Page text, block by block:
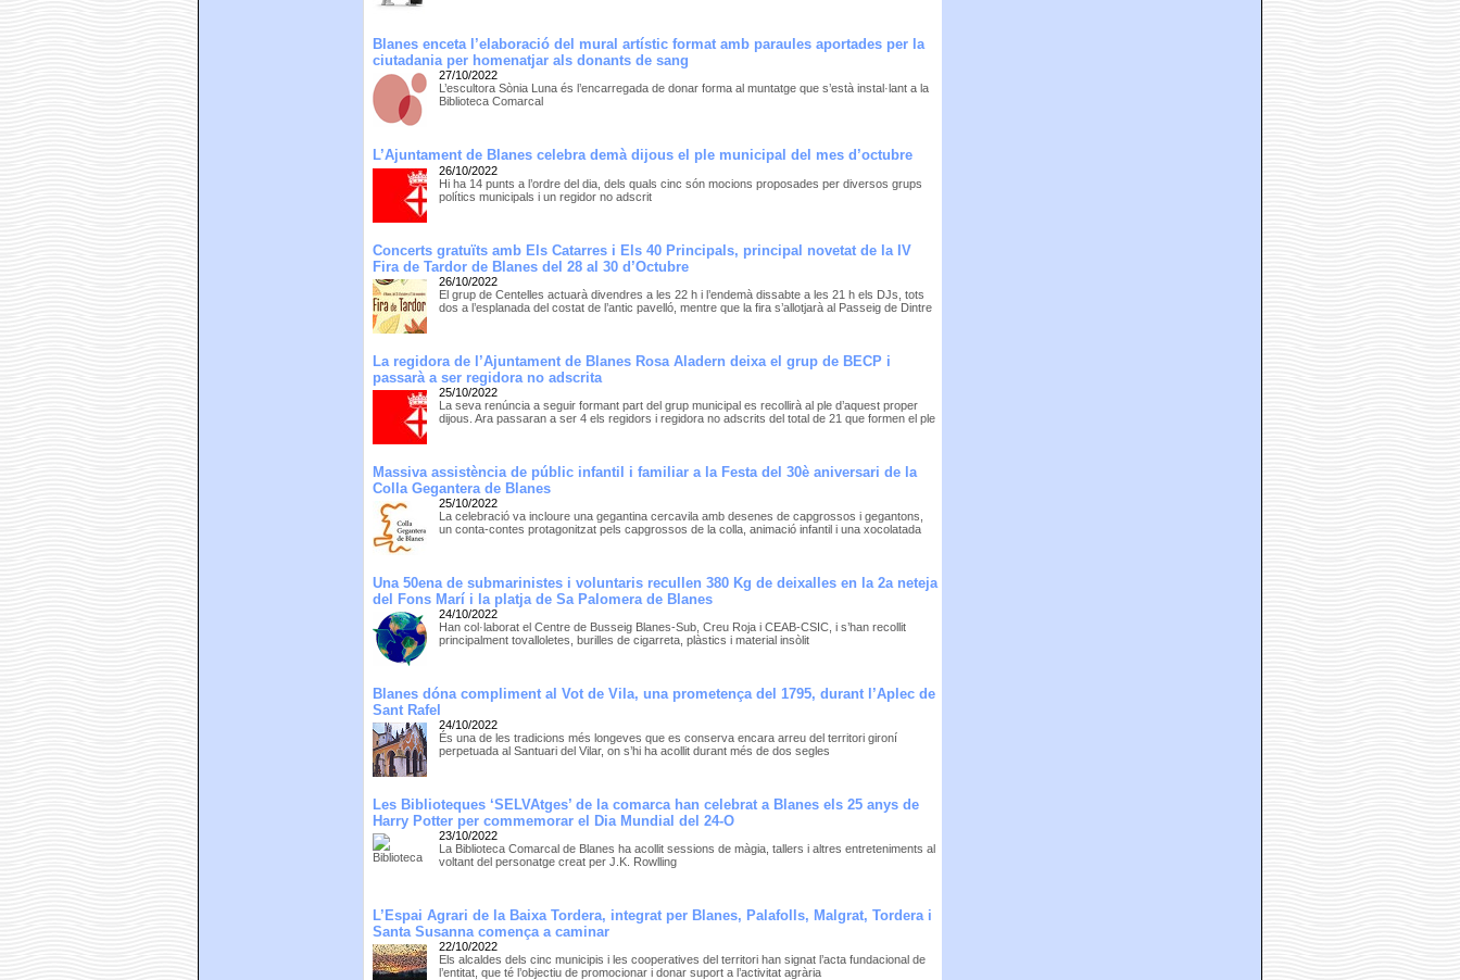
Blanes enceta l’elaboració del mural artístic format amb paraules aportades per la
ciutadania per homenatjar als donants de sang
27/10/2022
L’escultora Sònia Luna és l’encarregada de donar forma al muntatge que s’està instal·lant a la
Biblioteca Comarcal
L’Ajuntament de Blanes celebra demà dijous el ple municipal del mes d’octubre
26/10/2022
Hi ha 14 punts a l’ordre del dia, dels quals cinc són mocions proposades per diversos grups
polítics municipals i un regidor no adscrit
Concerts gratuïts amb Els Catarres i Els 40 Principals, principal novetat de la IV
Fira de Tardor de Blanes del 28 al 30 d’Octubre
26/10/2022
El grup de Centelles actuarà divendres a les 22 h i l’endemà dissabte a les 21 h els DJs, tots
dos a l’esplanada del costat de l’antic pavelló, mentre que la fira s’allotjarà al Passeig de Dintre
La regidora de l’Ajuntament de Blanes Rosa Aladern deixa el grup de BECP i
passarà a ser regidora no adscrita
25/10/2022
La seva renúncia a seguir formant part del grup municipal es recollirà al ple d’aquest proper
dijous. Ara passaran a ser 4 els regidors i regidora no adscrits del total de 21 que formen el ple
Massiva assistència de públic infantil i familiar a la Festa del 30è aniversari de la
Colla Gegantera de Blanes
25/10/2022
La celebració va incloure una gegantina cercavila amb desenes de capgrossos i gegantons,
un conta-contes protagonitzat pels capgrossos de la colla, animació infantil i una xocolatada
Una 50ena de submarinistes i voluntaris recullen 380 Kg de deixalles en la 2a neteja
del Fons Marí i la platja de Sa Palomera de Blanes
24/10/2022
Han col·laborat el Centre de Busseig Blanes-Sub, Creu Roja i CEAB-CSIC, i s’han recollit
principalment tovalloletes, burilles de cigarreta, plàstics i material insòlit
Blanes dóna compliment al Vot de Vila, una prometença del 1795, durant l’Aplec de
Sant Rafel
24/10/2022
És una de les tradicions més longeves que es conserva encara arreu del territori gironí
perpetuada al Santuari del Vilar, on s’hi ha acollit durant més de dos segles
Les Biblioteques ‘SELVAtges’ de la comarca han celebrat a Blanes els 25 anys de
Harry Potter per commemorar el Dia Mundial del 24-O
23/10/2022
La Biblioteca Comarcal de Blanes ha acollit sessions de màgia, tallers i altres entreteniments al
voltant del personatge creat per J.K. Rowlling
L’Espai Agrari de la Baixa Tordera, integrat per Blanes, Palafolls, Malgrat, Tordera i
Santa Susanna comença a caminar
22/10/2022
Els alcaldes dels cinc municipis i les cooperatives del territori han signat l’acta fundacional de
l’entitat, que té l’objectiu de promocionar i donar suport a l’activitat agrària